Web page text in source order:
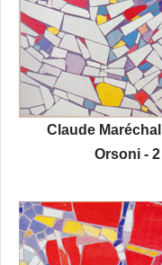
Claude
Orsoni -